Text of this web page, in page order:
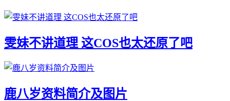
雯妹不讲道理 这COS也太还原了吧
鹿八岁资料简介及图片